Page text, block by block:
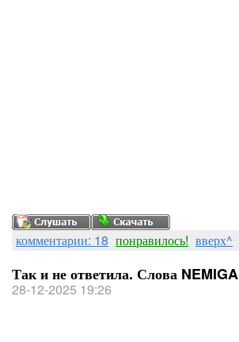
комментарии: 18 понравилось! вверх^
Так и не ответила. Слова NEMIGA
28-12-2025 19:26